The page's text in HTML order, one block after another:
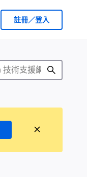
註冊／登入